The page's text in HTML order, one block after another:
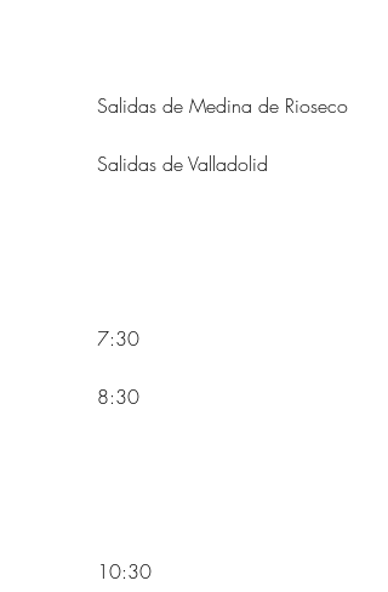
            Salidas de Medina de Rioseco
            Salidas de Valladolid
            7:30
            8:30
            10:30